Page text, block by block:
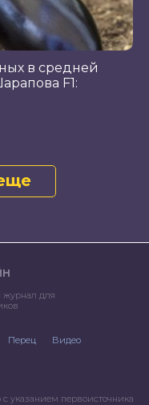
в средней
F1:
журнал для
Перец Видео
указанием первоисточника